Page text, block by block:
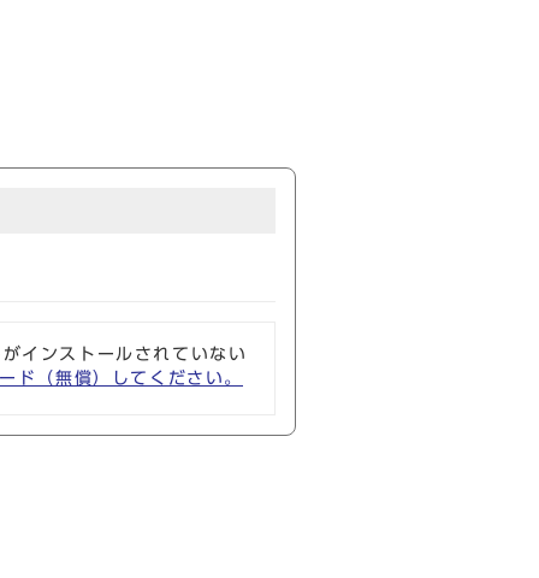
インストールされていない
（無償）してください。